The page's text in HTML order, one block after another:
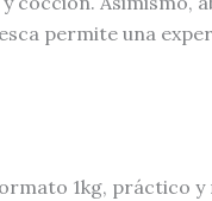
permite una
1kg, práctico